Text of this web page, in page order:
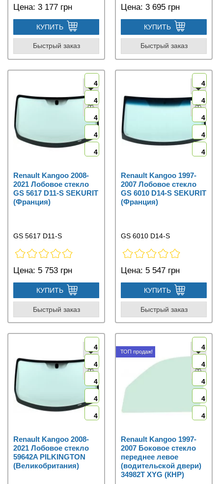
Цена: 3 177 грн
КУПИТЬ
Быстрый заказ
Цена: 3 695 грн
КУПИТЬ
Быстрый заказ
4
4
4
4
4
Renault Kangoo 2008-
2021 Лобовое стекло
GS 5617 D11-S SEKURIT
(Франция)
GS 5617 D11-S
Цена: 5 753 грн
КУПИТЬ
Быстрый заказ
4
4
4
4
4
Renault Kangoo 1997-
2007 Лобовое стекло
GS 6010 D14-S SEKURIT
(Франция)
GS 6010 D14-S
Цена: 5 547 грн
КУПИТЬ
Быстрый заказ
4
4
4
4
4
Renault Kangoo 2008-
2021 Лобовое стекло
59642A PILKINGTON
(Великобритания)
ТОП продаж!
4
4
4
4
4
Renault Kangoo 1997-
2007 Боковое стекло
переднее левое
(водительской двери)
34982T XYG (КНР)